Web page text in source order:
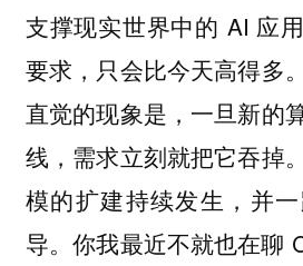
支撑现实世界中的 AI 应
要求，只会比今天高得多
直觉的现象是，一旦新的
线，需求立刻就把它吞掉
模的扩建持续发生，并
导。你我最近不就也在聊